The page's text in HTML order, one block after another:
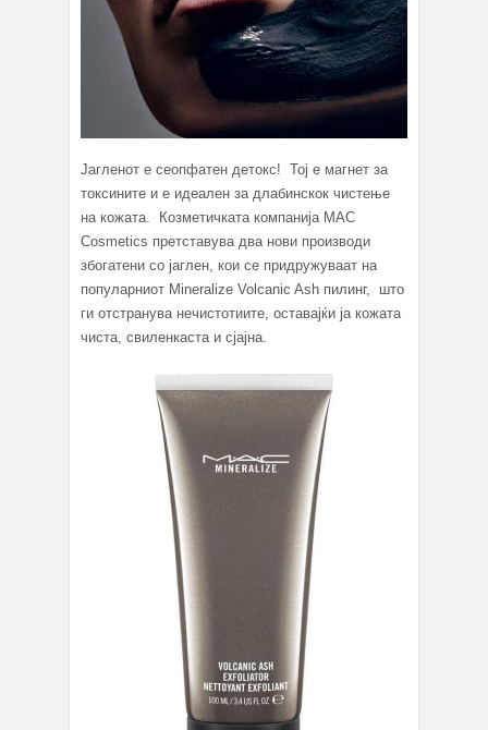
Јагленот е сеопфатен детокс! Тој е магнет за
токсините и е идеален за длабинскок чистење
на кожата. Козметичката компанија MAC
Cosmetics претставува два нови производи
збогатени со јаглен, кои се придружуваат на
популарниот Mineralize Volcanic Ash пилинг, што
ги отстранува нечистотиите, оставајќи ја кожата
чиста, свиленкаста и сјајна.